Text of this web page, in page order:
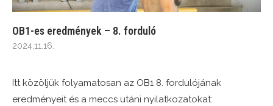
OB1-es eredmények – 8. forduló
2024.11.16.
Itt közöljük folyamatosan az OB1 8. fordulójának
eredményeit és a meccs utáni nyilatkozatokat: